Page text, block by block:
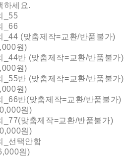
하세요.
_55
_66
_44 (맞춤제작=교환/반품불가)
원)
_44반 (맞춤제작=교환/반품불가)
원)
_55반 (맞춤제작=교환/반품불가)
원)
_66반(맞춤제작=교환/반품불가)
원)
_77(맞춤제작=교환/반품불가)
원)
_선택안함
원)